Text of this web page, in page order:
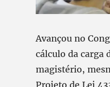
Avançou no
cálculo da carga
magistério,